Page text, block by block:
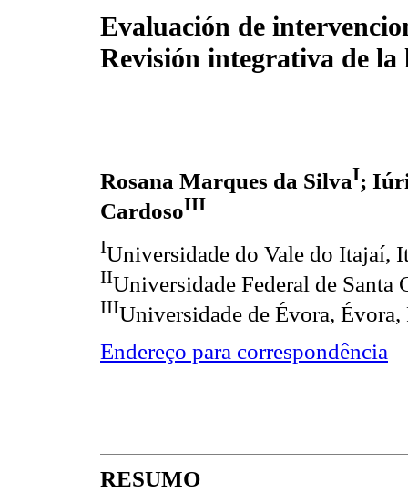
Evaluación de
Revisión integrativa de
Rosana Marques da SilvaI;
CardosoIII
IUniversidade do Vale do Itajaí,
IIUniversidade Federal de
IIIUniversidade de Évora, Évora,
Endereço para correspondência
RESUMO